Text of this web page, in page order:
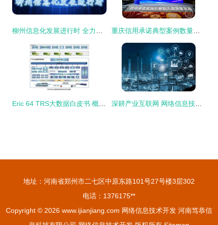
地址：河南省郑州市二七区中原东路101号27号楼3层302
电话：1376175**
Copyright © 2026 www.ijianjiang.com 网络信息技术开发 河南笃恭信